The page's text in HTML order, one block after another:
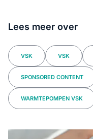
Lees meer over
VSK VSK
SPONSORED CONTENT
WARMTEPOMPEN VSK